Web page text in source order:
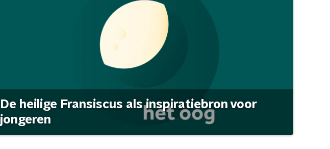
De heilige Fransiscus als inspiratiebron voor
jongeren